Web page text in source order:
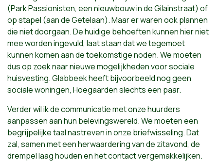
(Park Passionisten, een nieuwbouw in de Gilainstraat) of
op stapel (aan de Getelaan). Maar er waren ook plannen
die niet doorgaan. De huidige behoeften kunnen hier niet
mee worden ingevuld, laat staan dat we tegemoet
kunnen komen aan de toekomstige noden. We moeten
dus op zoek naar nieuwe mogelijkheden voor sociale
huisvesting. Glabbeek heeft bijvoorbeeld nog geen
sociale woningen, Hoegaarden slechts een paar.
Verder wil ik de communicatie met onze huurders
aanpassen aan hun belevingswereld. We moeten een
begrijpelijke taal nastreven in onze briefwisseling. Dat
zal, samen met een herwaardering van de zitavond, de
drempel laag houden en het contact vergemakkelijken.